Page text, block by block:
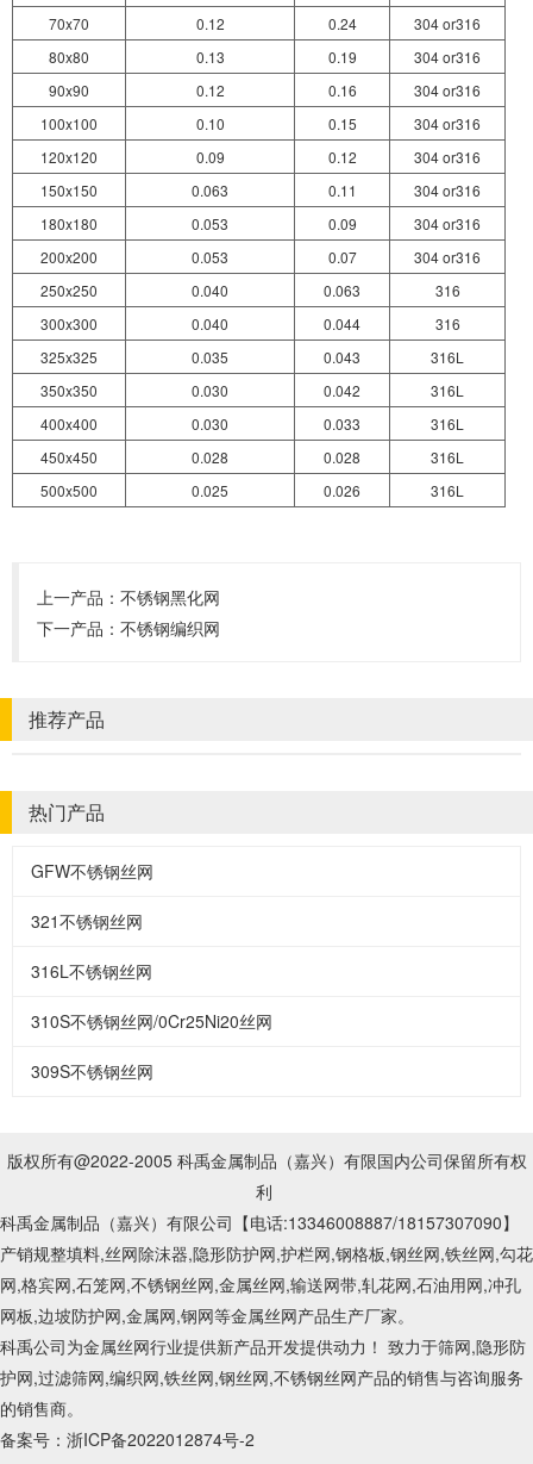
70x70
0.12 0.24
304 or316
80x80
0.13 0.19
304 or316
90x90
0.12 0.16
304 or316
100x100
0.10 0.15
304 or316
120x120
0.09 0.12
304 or316
150x150
0.063 0.11
304 or316
180x180
0.053 0.09
304 or316
200x200
0.053 0.07
304 or316
250x250
0.040 0.063
316
300x300
0.040 0.044
316
325x325
0.035 0.043
316L
350x350
0.030 0.042
316L
400x400
0.030 0.033
316L
450x450
0.028 0.028
316L
500x500
0.025 0.026 316L
上一产品： 不锈钢黑化网
下一产品： 不锈钢编织网
推荐产品
热门产品
GFW不锈钢丝网
321不锈钢丝网
316L不锈钢丝网
310S不锈钢丝网/0Cr25Ni20丝网
309S不锈钢丝网
版权所有@2022-2005 科禹金属制品（嘉兴）有限国内公司保留所有权
利
科禹金属制品（嘉兴）有限公司【电话:13346008887/18157307090】
产销规整填料,丝网除沫器,隐形防护网,护栏网,钢格板,钢丝网,铁丝网,勾花
网,格宾网,石笼网,不锈钢丝网,金属丝网,输送网带,轧花网,石油用网,冲孔
网板,边坡防护网,金属网,钢网等金属丝网产品生产厂家。
科禹公司为金属丝网行业提供新产品开发提供动力！ 致力于筛网,隐形防
护网,过滤筛网,编织网,铁丝网,钢丝网,不锈钢丝网产品的销售与咨询服务
的销售商。
备案号： 浙ICP备2022012874号-2